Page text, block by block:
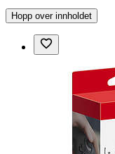
Hopp over innholdet